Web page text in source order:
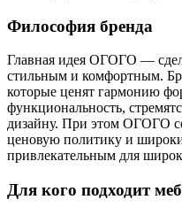
Философия бренда
Главная идея ОГОГО —
стильным и комфортным.
которые ценят гармонию
функциональность,
дизайну. При этом ОГОГО
ценовую политику и
привлекательным для
Для кого подходит